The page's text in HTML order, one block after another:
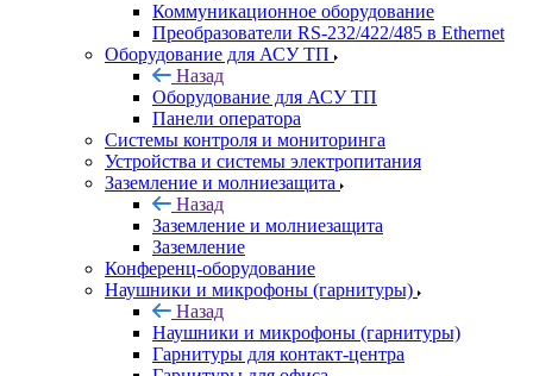
Коммуникационное оборудование
Преобразователи RS-232/422/485 в Ethernet
Оборудование для АСУ ТП
Назад
Оборудование для АСУ ТП
Панели оператора
Системы контроля и мониторинга
Устройства и системы электропитания
Заземление и молниезащита
Назад
Заземление и молниезащита
Заземление
Конференц-оборудование
Наушники и микрофоны (гарнитуры)
Назад
Наушники и микрофоны (гарнитуры)
Гарнитуры для контакт-центра